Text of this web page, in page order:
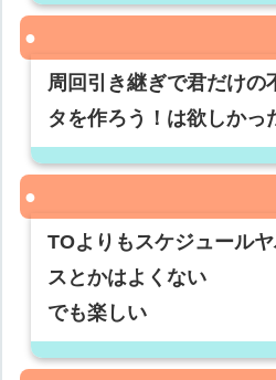
周回引き継ぎで君だけの
タを作ろう！は欲しかっ
TOよりもスケジュール
スとかはよくない
でも楽しい